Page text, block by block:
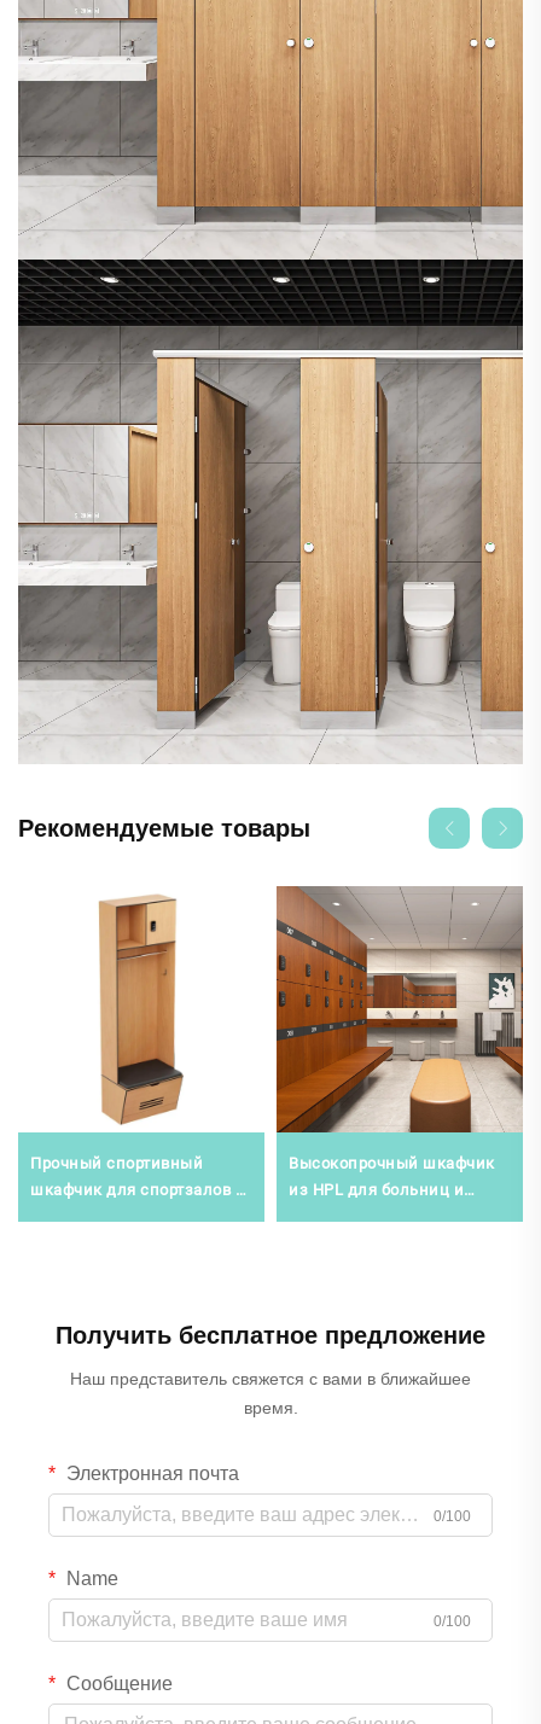
Рекомендуемые товары
Прочный спортивный
шкафчик для спортзалов и
Высокопрочный шкафчик
из HPL для больниц и
Получить бесплатное предложение
Наш представитель свяжется с вами в ближайшее
время.
Электронная почта
0/100
Name
0/100
Сообщение